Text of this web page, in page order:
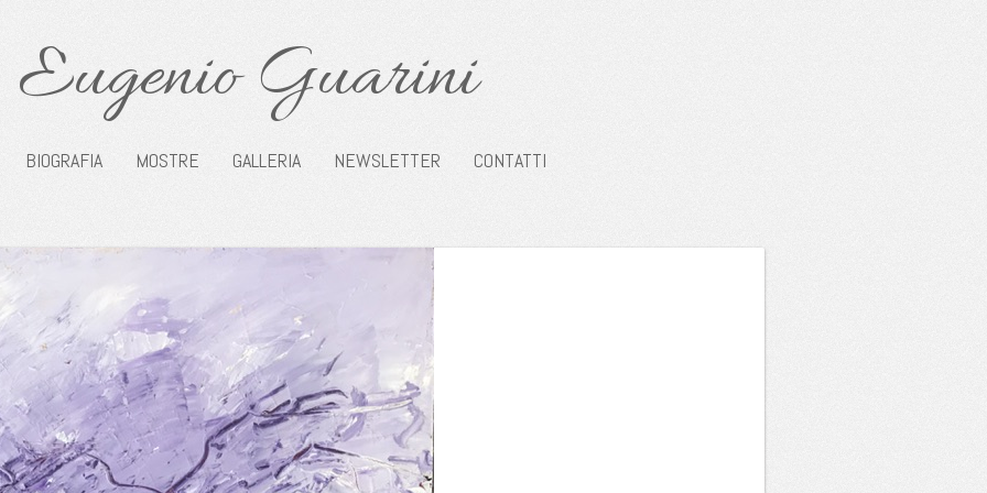
Eugenio Guarini
BIOGRAFIA MOSTRE GALLERIA NEWSLETTER CONTATTI